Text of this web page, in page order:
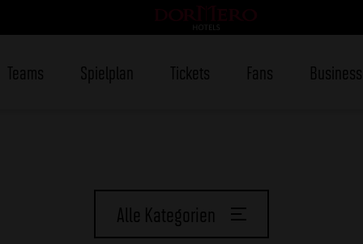
Teams Spielplan Tickets Fans Business
Alle Kategorien